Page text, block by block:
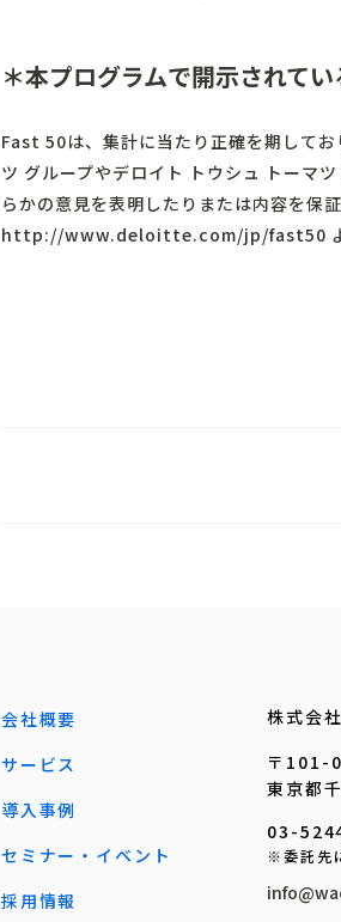
＊本プログラムで開示されて
Fast 50は、集計に当たり正確を期して
ツ グループやデロイト トウシュ トーマ
らかの意見を表明したりまたは内容を保
http://www.deloitte.com/jp/fast50
会社概要
サービス
導入事例
セミナー・イベント
採用情報
株式会
〒101-
東京都
03-
※委託先